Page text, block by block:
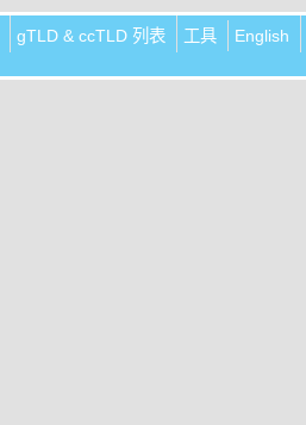
gTLD & ccTLD 列表 工具 English